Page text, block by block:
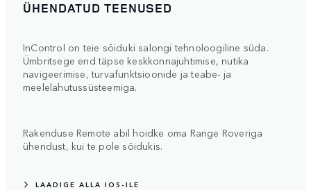
ÜHENDATUD TEENUSED
InControl on teie sõiduki salongi tehnoloogiline süda.
Ümbritsege end täpse keskkonnajuhtimise, nutika
navigeerimise, turvafunktsioonide ja teabe- ja
meelelahutussüsteemiga.
Rakenduse Remote abil hoidke oma Range Roveriga
ühendust, kui te pole sõidukis.
LAADIGE ALLA IOS-ILE